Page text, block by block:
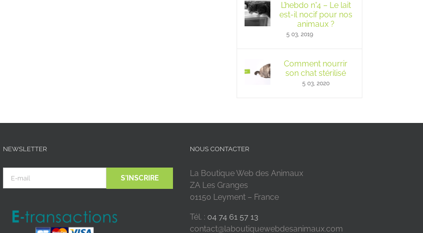
L’hebdo n°4 – Le lait
est-il nocif pour nos
animaux ?
5 03, 2019
Comment nourrir
son chat stérilisé
5 03, 2020
NEWSLETTER NOUS CONTACTER
La Boutique Web des Animaux
ZA Les Granges
01150 Leyment – France
Tél. : 04 74 61 57 13
contact@laboutiquewebdesanimaux.com